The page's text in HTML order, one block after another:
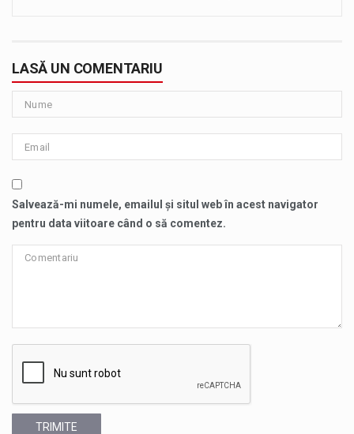
LASĂ UN COMENTARIU
Salvează-mi numele, emailul și situl web în acest navigator
pentru data viitoare când o să comentez.
TRIMITE